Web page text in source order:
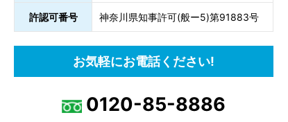
許認可番号 神奈川県知事許可(般ー5)第91883号
お気軽にお電話ください!
0120-85-8886